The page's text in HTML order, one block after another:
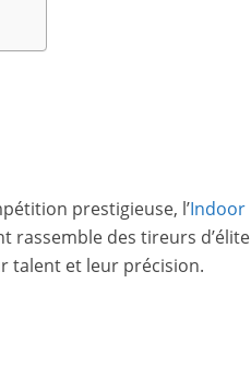
prestigieuse, l’Indoor
rassemble des tireurs d’élite
talent et leur précision.